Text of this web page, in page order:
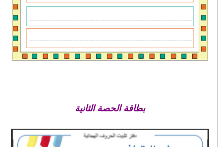
بطاقة الحصة الثانية